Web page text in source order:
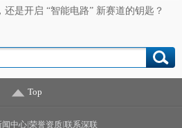
是开启 “智能电路” 新赛道的钥匙？
Top
闻中心 荣誉资质 联系深联